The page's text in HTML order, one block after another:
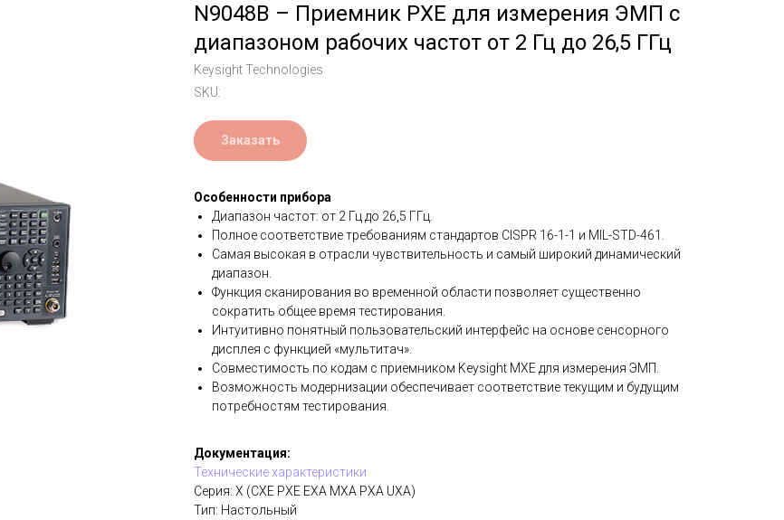
N9048B – Приемник PXE для измерения ЭМП с
диапазоном рабочих частот от 2 Гц до 26,5 ГГц
Keysight Technologies
SKU:
Заказать
Особенности прибора
Диапазон частот: от 2 Гц до 26,5 ГГц.
Полное соответствие требованиям стандартов CISPR 16-1-1 и MIL-STD-461.
Самая высокая в отрасли чувствительность и самый широкий динамический
диапазон.
Функция сканирования во временной области позволяет существенно
сократить общее время тестирования.
Интуитивно понятный пользовательский интерфейс на основе сенсорного
дисплея с функцией «мультитач».
Совместимость по кодам с приемником Keysight MXE для измерения ЭМП.
Возможность модернизации обеспечивает соответствие текущим и будущим
потребностям тестирования.
Документация:
Технические характеристики
Серия: X (CXE PXE EXA MXA PXA UXA)
Тип: Настольный